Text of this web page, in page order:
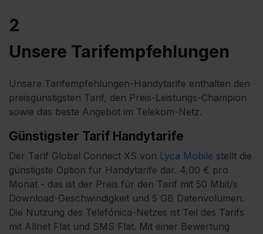
2
Unsere Tarifempfehlungen
Unsere Tarifempfehlungen-Handytarife enthalten den
preisgünstigsten Tarif, den Preis-Leistungs-Champion
sowie das beste Angebot im Telekom-Netz.
Günstigster Tarif Handytarife
Der Tarif Global Connect XS von Lyca Mobile stellt die
günstigste Option für Handytarife dar. 4,00 € pro
Monat - das ist der Preis für den Tarif mit 50 Mbit/s
Download-Geschwindigkeit und 5 GB Datenvolumen.
Die Nutzung des Telefónica-Netzes ist Teil des Tarifs
mit Allnet Flat und SMS Flat. Mit einer Bewertung